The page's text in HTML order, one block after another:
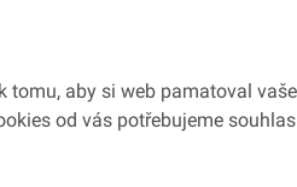
tomu, aby si web pamatoval
od vás potřebujeme